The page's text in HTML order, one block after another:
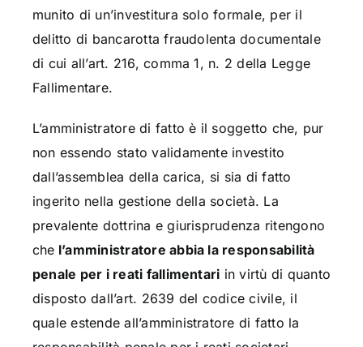
munito di un’investitura solo formale, per il
delitto di bancarotta fraudolenta documentale
di cui all’art. 216, comma 1, n. 2 della Legge
Fallimentare.
L’amministratore di fatto è il soggetto che, pur
non essendo stato validamente investito
dall’assemblea della carica, si sia di fatto
ingerito nella gestione della società. La
prevalente dottrina e giurisprudenza ritengono
che l’amministratore abbia la responsabilità
penale per i reati fallimentari in virtù di quanto
disposto dall’art. 2639 del codice civile, il
quale estende all’amministratore di fatto la